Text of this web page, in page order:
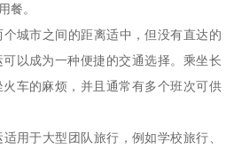
餐。
城市之间的距离适中，但没有直达的
以成为一种便捷的交通选择。乘坐长
车的麻烦，并且通常有多个班次可供
用于大型团队旅行，例如学校旅行、